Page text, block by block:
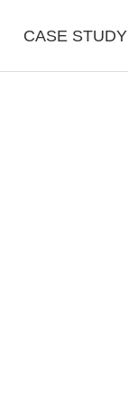
CASE STUDY